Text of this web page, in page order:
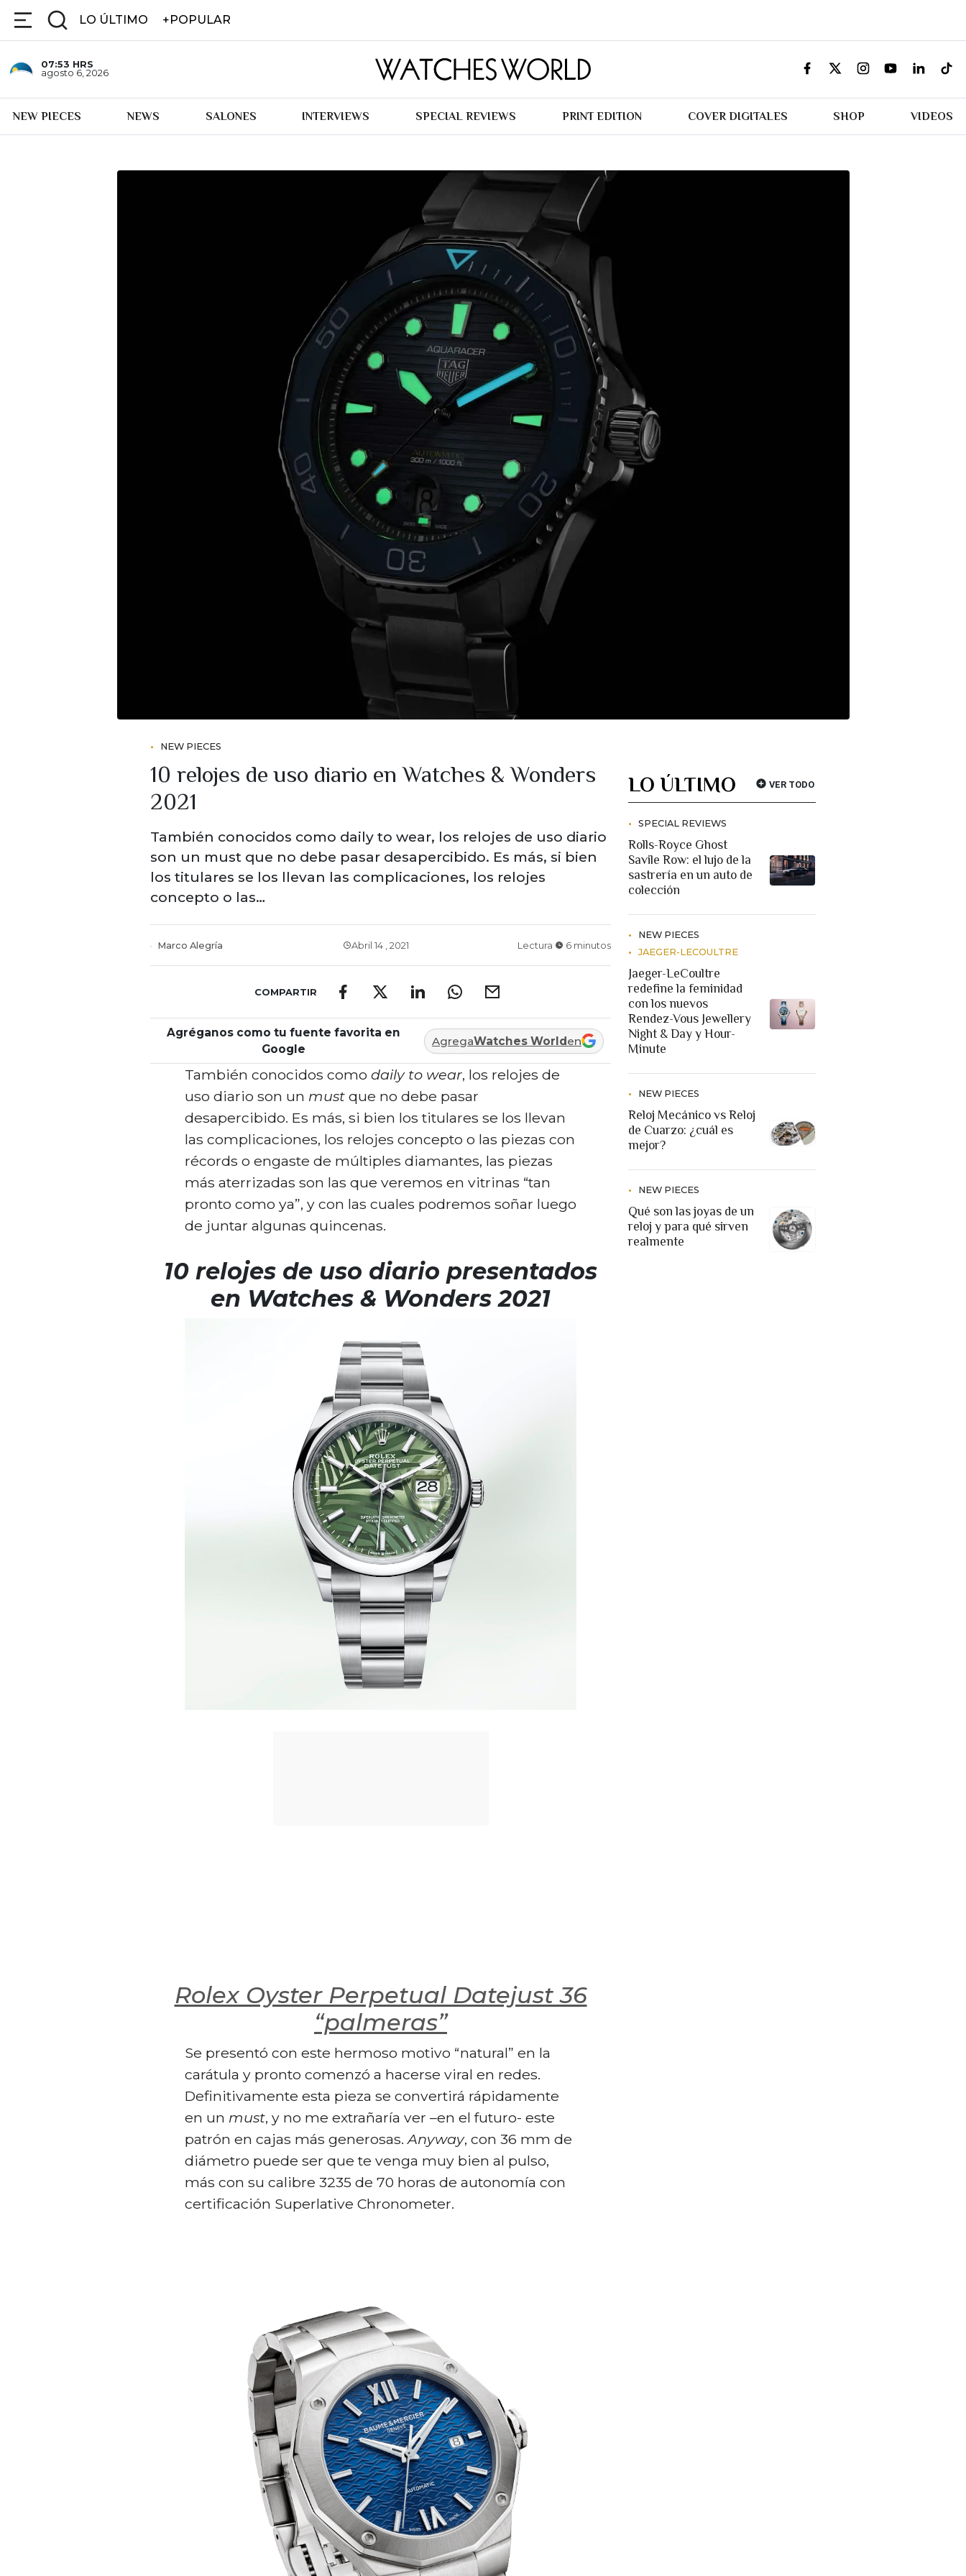
LO ÚLTIMO +POPULAR
07:53 HRS
agosto 6, 2026
NEW PIECES NEWS SALONES INTERVIEWS SPECIAL REVIEWS PRINT EDITION COVER DIGITALES SHOP VIDEOS
NEW PIECES
10 relojes de uso diario en Watches & Wonders
2021
También conocidos como daily to wear, los relojes de uso diario
son un must que no debe pasar desapercibido. Es más, si bien
los titulares se los llevan las complicaciones, los relojes
concepto o las…
Marco Alegría Abril 14 , 2021 Lectura 6 minutos
COMPARTIR
Agréganos como tu fuente favorita en
Google
AgregaWatches Worlden
También conocidos como daily to wear, los relojes de
uso diario son un must que no debe pasar
desapercibido. Es más, si bien los titulares se los llevan
las complicaciones, los relojes concepto o las piezas con
récords o engaste de múltiples diamantes, las piezas
más aterrizadas son las que veremos en vitrinas “tan
pronto como ya”, y con las cuales podremos soñar luego
de juntar algunas quincenas.
10 relojes de uso diario presentados
en Watches & Wonders 2021
Rolex Oyster Perpetual Datejust 36
“palmeras”
Se presentó con este hermoso motivo “natural” en la
carátula y pronto comenzó a hacerse viral en redes.
Definitivamente esta pieza se convertirá rápidamente
en un must, y no me extrañaría ver –en el futuro- este
patrón en cajas más generosas.Anyway, con 36 mm de
diámetro puede ser que te venga muy bien al pulso,
más con su calibre 3235 de 70 horas de autonomía con
certificación Superlative Chronometer.
LO ÚLTIMO VER TODO
SPECIAL REVIEWS
Rolls-Royce Ghost
Savile Row: el lujo de la
sastrería en un auto de
colección
NEW PIECES
JAEGER-LECOULTRE
Jaeger-LeCoultre
redefine la feminidad
con los nuevos
Rendez-Vous Jewellery
Night & Day y Hour-
Minute
NEW PIECES
Reloj Mecánico vs Reloj
de Cuarzo: ¿cuál es
mejor?
NEW PIECES
Qué son las joyas de un
reloj y para qué sirven
realmente